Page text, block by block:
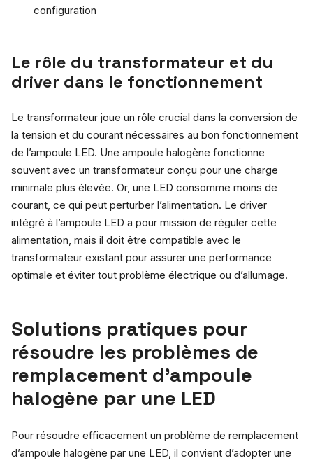
configuration
Le rôle du transformateur et du
driver dans le fonctionnement
Le transformateur joue un rôle crucial dans la conversion de
la tension et du courant nécessaires au bon fonctionnement
de l’ampoule LED. Une ampoule halogène fonctionne
souvent avec un transformateur conçu pour une charge
minimale plus élevée. Or, une LED consomme moins de
courant, ce qui peut perturber l’alimentation. Le driver
intégré à l’ampoule LED a pour mission de réguler cette
alimentation, mais il doit être compatible avec le
transformateur existant pour assurer une performance
optimale et éviter tout problème électrique ou d’allumage.
Solutions pratiques pour
résoudre les problèmes de
remplacement d’ampoule
halogène par une LED
Pour résoudre efficacement un problème de remplacement
d’ampoule halogène par une LED, il convient d’adopter une